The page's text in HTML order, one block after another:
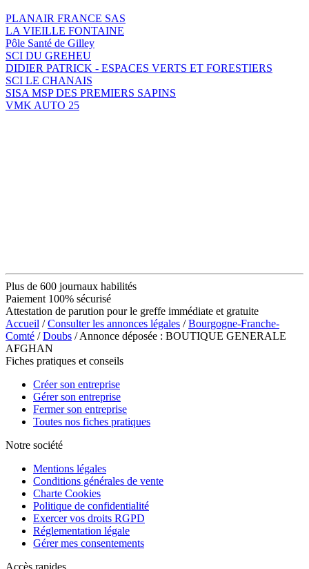
PLANAIR FRANCE SAS
LA VIEILLE FONTAINE
Pôle Santé de Gilley
SCI DU GREHEU
DIDIER PATRICK - ESPACES VERTS ET FORESTIERS
SCI LE CHANAIS
SISA MSP DES PREMIERS SAPINS
VMK AUTO 25
Plus de 600 journaux habilités
Paiement 100% sécurisé
Attestation de parution pour le greffe immédiate et gratuite
Accueil /Consulter les annonces légales /Bourgogne-Franche-
Comté /Doubs / Annonce déposée : BOUTIQUE GENERALE
AFGHAN
Fiches pratiques et conseils
Créer son entreprise
Gérer son entreprise
Fermer son entreprise
Toutes nos fiches pratiques
Notre société
Mentions légales
Conditions générales de vente
Charte Cookies
Politique de confidentialité
Exercer vos droits RGPD
Réglementation légale
Gérer mes consentements
Accès rapides